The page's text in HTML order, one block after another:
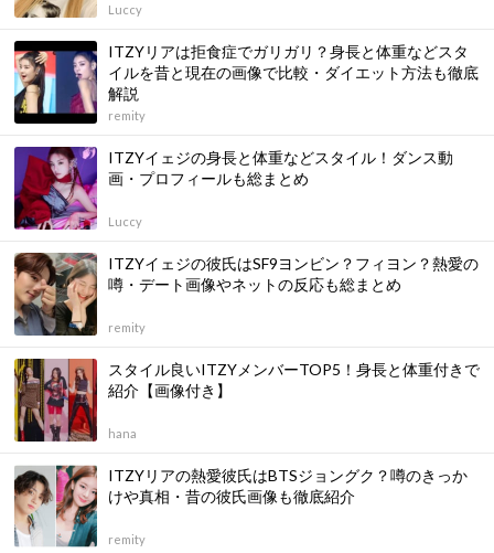
Luccy
ITZYリアは拒食症でガリガリ？身長と体重などスタ
イルを昔と現在の画像で比較・ダイエット方法も徹底
解説
remity
ITZYイェジの身長と体重などスタイル！ダンス動
画・プロフィールも総まとめ
Luccy
ITZYイェジの彼氏はSF9ヨンビン？フィヨン？熱愛の
噂・デート画像やネットの反応も総まとめ
remity
スタイル良いITZYメンバーTOP5！身長と体重付きで
紹介【画像付き】
hana
ITZYリアの熱愛彼氏はBTSジョングク？噂のきっか
けや真相・昔の彼氏画像も徹底紹介
remity